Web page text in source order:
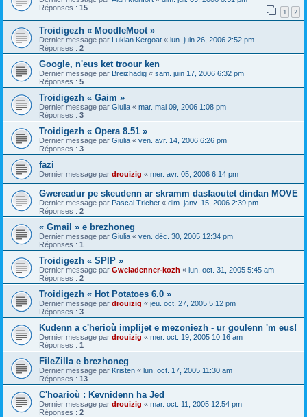
Réponses : 15 1 2
Troidigezh « MoodleMoot »
Dernier message par Lukian Kergoat « lun. juin 26, 2006 2:52 pm
Réponses : 2
Google, n'eus ket troour ken
Dernier message par Breizhadig « sam. juin 17, 2006 6:32 pm
Réponses : 5
Troidigezh « Gaim »
Dernier message par Giulia « mar. mai 09, 2006 1:08 pm
Réponses : 3
Troidigezh « Opera 8.51 »
Dernier message par Giulia « ven. avr. 14, 2006 6:26 pm
Réponses : 3
fazi
Dernier message par drouizig « mer. avr. 05, 2006 6:14 pm
Gwereadur pe skeudenn ar skramm dasfaoutet dindan MOVE
Dernier message par Pascal Trichet « dim. janv. 15, 2006 2:39 pm
Réponses : 2
« Gmail » e brezhoneg
Dernier message par Giulia « ven. déc. 30, 2005 12:34 pm
Réponses : 1
Troidigezh « SPIP »
Dernier message par Gweladenner-kozh « lun. oct. 31, 2005 5:45 am
Réponses : 2
Troidigezh « Hot Potatoes 6.0 »
Dernier message par drouizig « jeu. oct. 27, 2005 5:12 pm
Réponses : 3
Kudenn a c'herioù implijet e mezoniezh - ur goulenn 'm eus!
Dernier message par drouizig « mer. oct. 19, 2005 10:16 am
Réponses : 1
FileZilla e brezhoneg
Dernier message par Kristen « lun. oct. 17, 2005 11:30 am
Réponses : 13
C'hoarioù : Kevnidenn ha Jed
Dernier message par drouizig « mar. oct. 11, 2005 12:54 pm
Réponses : 2